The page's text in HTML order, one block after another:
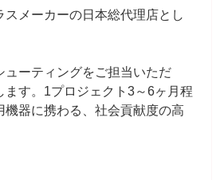
メーカーの日本総代理店とし
ーティングをご担当いただ
す。1プロジェクト3～6ヶ月程
器に携わる、社会貢献度の高